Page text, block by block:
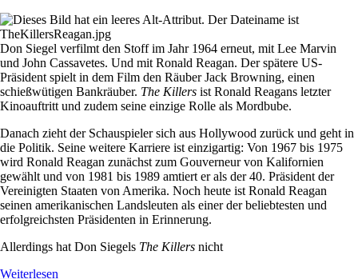
Don Siegel verfilmt den Stoff im Jahr 1964 erneut, mit Lee Marvin
und John Cassavetes. Und mit Ronald Reagan. Der spätere US-
Präsident spielt in dem Film den Räuber Jack Browning, einen
schießwütigen Bankräuber. The Killers ist Ronald Reagans letzter
Kinoauftritt und zudem seine einzige Rolle als Mordbube.
Danach zieht der Schauspieler sich aus Hollywood zurück und geht in
die Politik. Seine weitere Karriere ist einzigartig: Von 1967 bis 1975
wird Ronald Reagan zunächst zum Gouverneur von Kalifornien
gewählt und von 1981 bis 1989 amtiert er als der 40. Präsident der
Vereinigten Staaten von Amerika. Noch heute ist Ronald Reagan
seinen amerikanischen Landsleuten als einer der beliebtesten und
erfolgreichsten Präsidenten in Erinnerung.
Allerdings hat Don Siegels The Killers nicht
Weiterlesen